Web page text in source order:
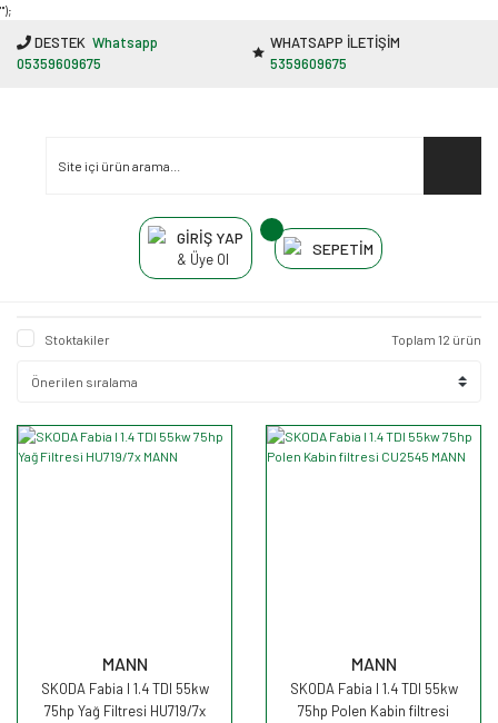
"');
DESTEK Whatsapp
05359609675
WHATSAPP İLETİŞİM
5359609675
GİRİŞ YAP
& Üye Ol
SEPETİM
Stoktakiler Toplam 12 ürün
MANN
SKODA Fabia I 1.4 TDI 55kw
75hp Yağ Filtresi HU719/7x
MANN
SKODA Fabia I 1.4 TDI 55kw
75hp Polen Kabin filtresi